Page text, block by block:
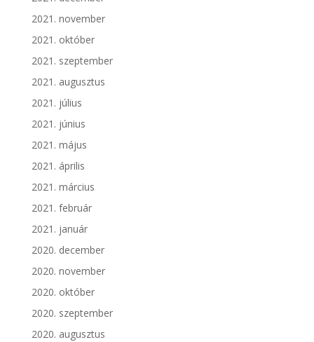
2021. november
2021. október
2021. szeptember
2021. augusztus
2021. július
2021. június
2021. május
2021. április
2021. március
2021. február
2021. január
2020. december
2020. november
2020. október
2020. szeptember
2020. augusztus